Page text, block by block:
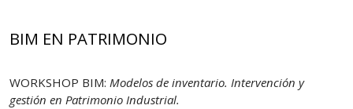
BIM EN PATRIMONIO
WORKSHOP BIM: Modelos de inventario. Intervención y
gestión en Patrimonio Industrial.